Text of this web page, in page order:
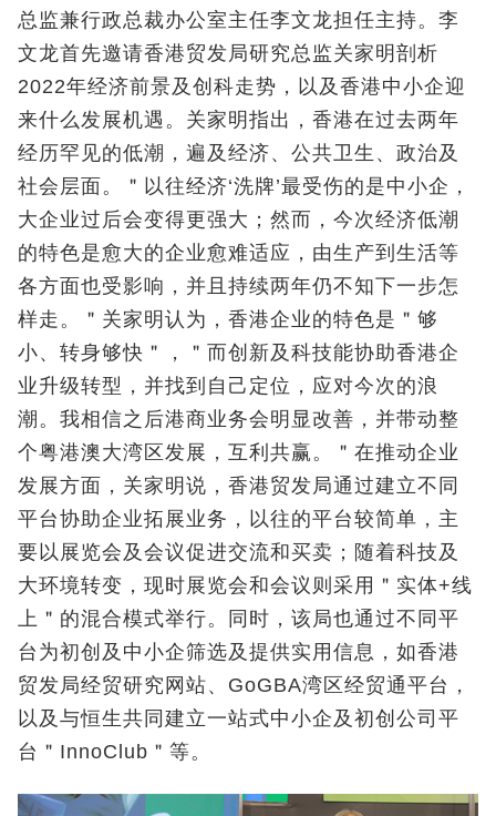
总监兼行政总裁办公室主任李文龙担任主持。李
文龙首先邀请香港贸发局研究总监关家明剖析
2022年经济前景及创科走势，以及香港中小企迎
来什么发展机遇。关家明指出，香港在过去两年
经历罕见的低潮，遍及经济、公共卫生、政治及
社会层面。＂以往经济‘洗牌’最受伤的是中小企，
大企业过后会变得更强大；然而，今次经济低潮
的特色是愈大的企业愈难适应，由生产到生活等
各方面也受影响，并且持续两年仍不知下一步怎
样走。＂关家明认为，香港企业的特色是＂够
小、转身够快＂，＂而创新及科技能协助香港企
业升级转型，并找到自己定位，应对今次的浪
潮。我相信之后港商业务会明显改善，并带动整
个粤港澳大湾区发展，互利共赢。＂在推动企业
发展方面，关家明说，香港贸发局通过建立不同
平台协助企业拓展业务，以往的平台较简单，主
要以展览会及会议促进交流和买卖；随着科技及
大环境转变，现时展览会和会议则采用＂实体+线
上＂的混合模式举行。同时，该局也通过不同平
台为初创及中小企筛选及提供实用信息，如香港
贸发局经贸研究网站、GoGBA湾区经贸通平台，
以及与恒生共同建立一站式中小企及初创公司平
台＂InnoClub＂等。